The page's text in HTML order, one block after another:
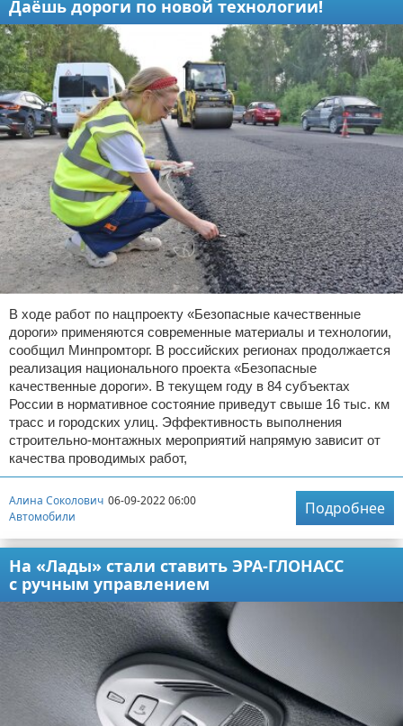
Даёшь дороги по новой технологии!
В ходе работ по нацпроекту «Безопасные качественные
дороги» применяются современные материалы и технологии,
сообщил Минпромторг. В российских регионах продолжается
реализация национального проекта «Безопасные
качественные дороги». В текущем году в 84 субъектах
России в нормативное состояние приведут свыше 16 тыс. км
трасс и городских улиц. Эффективность выполнения
строительно-монтажных мероприятий напрямую зависит от
качества проводимых работ,
Алина Соколович 06-09-2022 06:00
Автомобили
Подробнее
На «Лады» стали ставить ЭРА-ГЛОНАСС
с ручным управлением